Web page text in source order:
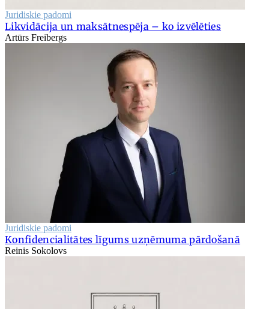
Juridiskie padomi
Likvidācija un maksātnespēja – ko izvēlēties
Artūrs Freibergs
Juridiskie padomi
Konfidencialitātes līgums uzņēmuma pārdošanā
Reinis Sokolovs